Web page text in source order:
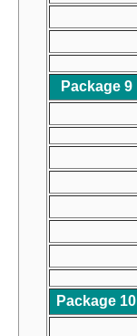
Package 9
Package 10